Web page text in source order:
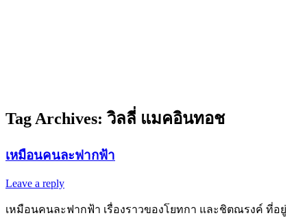
Tag Archives:วิลลี่ แมคอินทอช
เหมือนคนละฟากฟ้า
Leave a reply
เหมือนคนละฟากฟ้า เรื่องราวของโยทกา และชิตณรงค์ ที่อยู่